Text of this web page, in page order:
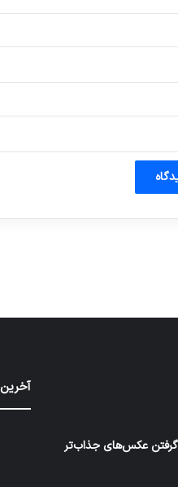
توسط ژاکت
گرفتن عکس‌های جذاب‌تر